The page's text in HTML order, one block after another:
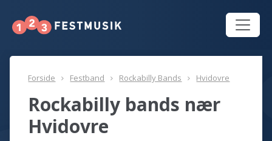
Forside Festband Rockabilly Bands Hvidovre
Rockabilly bands nær
Hvidovre